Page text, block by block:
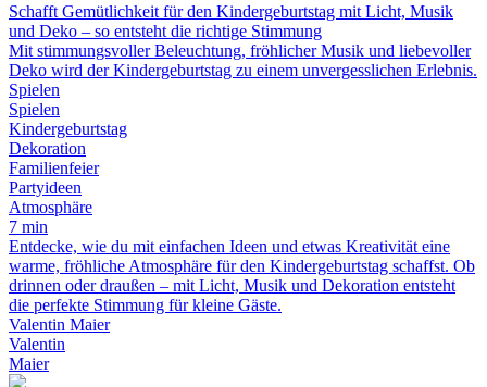
Schafft Gemütlichkeit für den Kindergeburtstag mit Licht, Musik
und Deko – so entsteht die richtige Stimmung
Mit stimmungsvoller Beleuchtung, fröhlicher Musik und liebevoller
Deko wird der Kindergeburtstag zu einem unvergesslichen Erlebnis.
Spielen
Spielen
Kindergeburtstag
Dekoration
Familienfeier
Partyideen
Atmosphäre
7 min
Entdecke, wie du mit einfachen Ideen und etwas Kreativität eine
warme, fröhliche Atmosphäre für den Kindergeburtstag schaffst. Ob
drinnen oder draußen – mit Licht, Musik und Dekoration entsteht
die perfekte Stimmung für kleine Gäste.
Valentin Maier
Valentin
Maier